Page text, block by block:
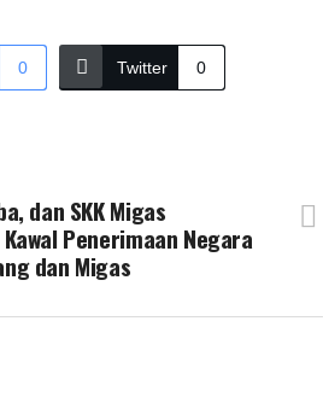
0 Twitter 0
dan SKK Migas
Penerimaan Negara
dan Migas